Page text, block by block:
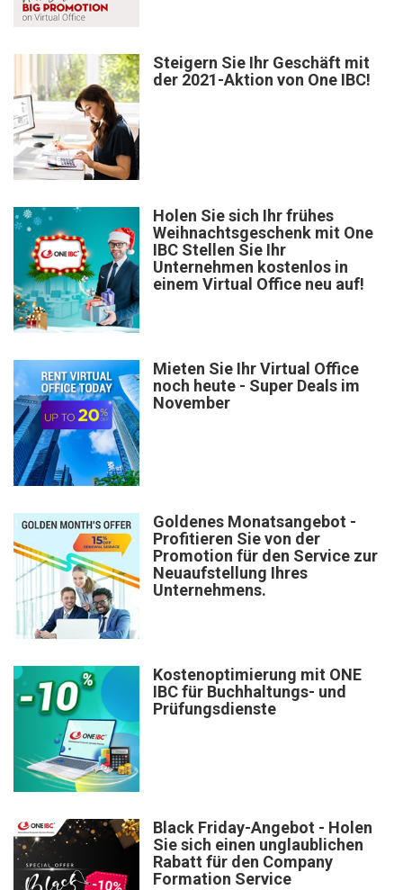
Steigern Sie Ihr Geschäft mit
der 2021-Aktion von One IBC!
Holen Sie sich Ihr frühes
Weihnachtsgeschenk mit One
IBC Stellen Sie Ihr
Unternehmen kostenlos in
einem Virtual Office neu auf!
Mieten Sie Ihr Virtual Office
noch heute - Super Deals im
November
Goldenes Monatsangebot -
Profitieren Sie von der
Promotion für den Service zur
Neuaufstellung Ihres
Unternehmens.
Kostenoptimierung mit ONE
IBC für Buchhaltungs- und
Prüfungsdienste
Black Friday-Angebot - Holen
Sie sich einen unglaublichen
Rabatt für den Company
Formation Service